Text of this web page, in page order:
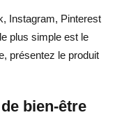
Instagram, Pinterest
plus simple est le
présentez le produit
bien-être